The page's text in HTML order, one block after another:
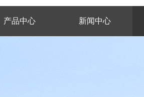
产品中心 新闻中心